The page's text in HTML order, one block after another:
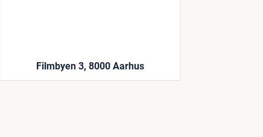
Filmbyen 3, 8000 Aarhus